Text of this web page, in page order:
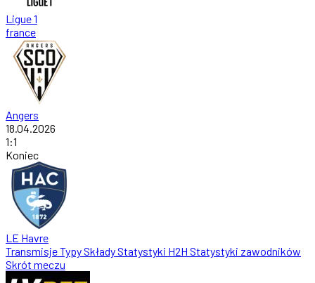
Ligue 1
france
Angers
18.04.2026
1:1
Koniec
LE Havre
TransmisjeTypySkładyStatystyki H2H Statystyki zawodników
Skrót meczu